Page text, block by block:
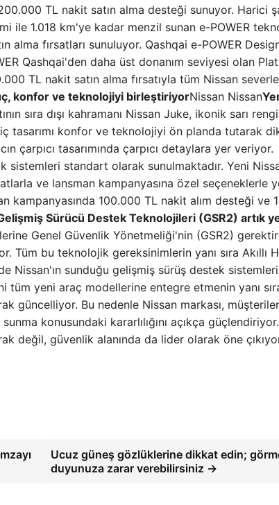
TL nakit satın alma desteği sunuyor. Harici
ile 1.018 km'ye kadar menzil sunan e-POWER
alma fırsatları sunuluyor. Qashqai e-POWER
Qashqai'den daha üst donanım seviyesi olan
TL nakit satın alma fırsatıyla tüm Nissan
konfor ve teknolojiyi birleştiriyorNissan Nissan
sıra dışı kahramanı Nissan Juke, ikonik sarı
tasarımı konfor ve teknolojiyi ön planda tutarak
çarpıcı tasarımında çarpıcı detaylara yer veriyor.
standart olarak sunulmaktadır. Yeni
ve lansman kampanyasına özel seçeneklerle
kampanyasında 100.000 TL nakit alım desteği ve
Sürücü Destek Teknolojileri (GSR2) artık
Genel Güvenlik Yönetmeliği'nin (GSR2)
bu teknolojik gereksinimlerin yanı sıra Akıllı
Nissan'ın sunduğu gelişmiş sürüş destek
tüm yeni araç modellerine entegre etmenin yanı
güncelliyor. Bu nedenle Nissan markası,
konusundaki kararlılığını açıkça güçlendiriyor.
değil, güvenlik alanında da lider olarak öne
Ucuz güneş gözlüklerine dikkat edin;
duyunuza zarar verebilirsiniz →